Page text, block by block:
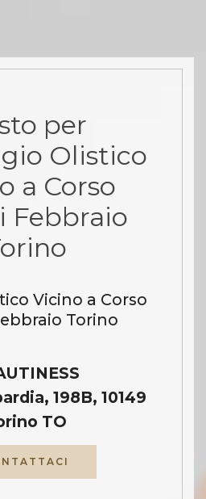
per
Olistico
a Corso
Febbraio
Vicino a Corso
Torino
198B, 10149
TO